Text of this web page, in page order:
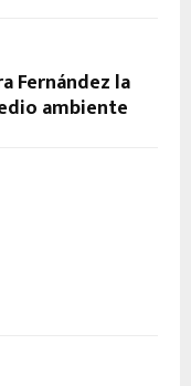
Fernández la
ambiente